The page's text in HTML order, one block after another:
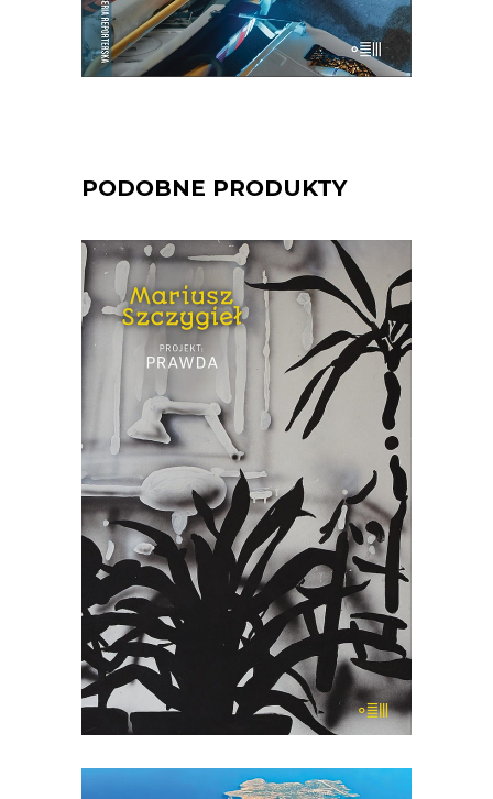
E-BOOK DO KOSZYKA
PODOBNE PRODUKTY
[EBOOK] Mariusz Szczygieł –
PROJEKT PRAWDA
„Projekt: prawda” to pozycja, jakiej na
polskim rynku wydawniczym jeszcze
nie było. Książka ta jest kolażem, na
który składają się miniatury Mariusza
Szczygła z własnego i cudzego życia
oraz powieść z 1959 roku „Portret z
pamięci” zapomnianego dziś pisarza,
Stanisława […]
44.00 22.00 zł
KSIĄŻKA DO KOSZYKA